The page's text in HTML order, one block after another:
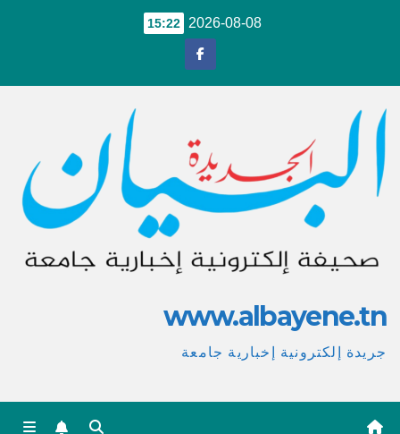
2026-08-08
15:22
www.albayene.tn
جريدة إلكترونية إخبارية جامعة